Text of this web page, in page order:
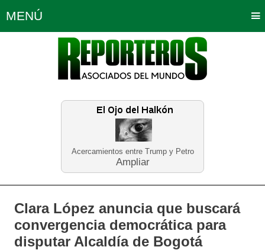
Acercamientos entre Trump y Petro
Ampliar
MENÚ
Política Opinión Bogotá
Planeta Tierra Deportes
Educación Neira
Clara López anuncia que buscará
convergencia democrática para
disputar Alcaldía de Bogotá